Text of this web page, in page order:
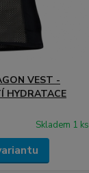
VEST -
HYDRATACE
Skladem 1 ks